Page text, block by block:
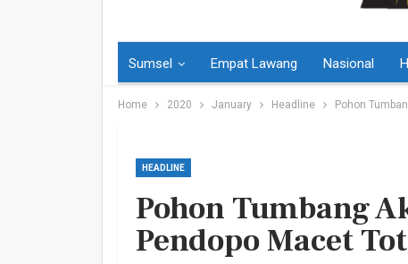
Sumsel Empat Lawang Nasional
Home 2020 January Headline Pohon
HEADLINE
Pohon Tumbang
Pendopo Macet